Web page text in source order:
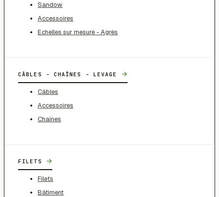
Sandow
Accessoires
Echelles sur mesure - Agrès
CÂBLES - CHAÎNES - LEVAGE →
Câbles
Accessoires
Chaines
FILETS →
Filets
Bâtiment